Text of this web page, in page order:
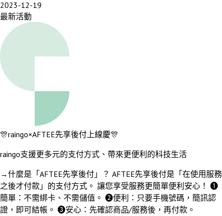
2023-12-19
最新活動
🎊raingo×AFTEE先享後付上線慶🎊
raingo支援更多元的支付方式、帶來更便利的科技生活
→什麼是「AFTEE先享後付」？ AFTEE先享後付是「在使用服務
之後才付款」的支付方式。 讓您享受服務更簡單便利安心！ ➊
簡單：不需綁卡、不需儲值。 ➋便利：只要手機號碼，簡訊認
證，即可結帳。 ➌安心：先確認商品/服務後，再付款。